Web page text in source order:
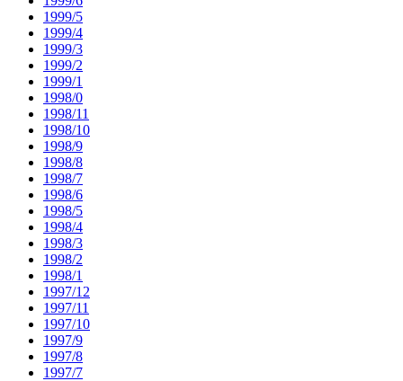
1999/5
1999/4
1999/3
1999/2
1999/1
1998/0
1998/11
1998/10
1998/9
1998/8
1998/7
1998/6
1998/5
1998/4
1998/3
1998/2
1998/1
1997/12
1997/11
1997/10
1997/9
1997/8
1997/7